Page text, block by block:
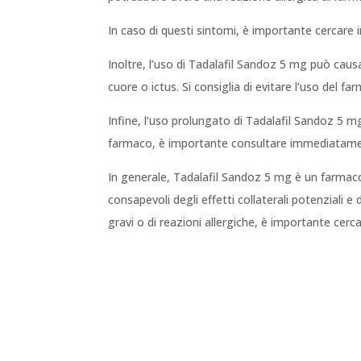
In caso di questi sintomi, è importante
Inoltre, l’uso di Tadalafil Sandoz 5 mg può
cuore o ictus. Si consiglia di evitare l’uso del
Infine, l’uso prolungato di Tadalafil Sandoz 5
farmaco, è importante consultare
In generale, Tadalafil Sandoz 5 mg è un
consapevoli degli effetti collaterali potenziali
gravi o di reazioni allergiche, è importante